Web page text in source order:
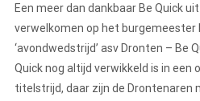
Een meer dan dankbaar Be Quick
verwelkomen op het burgemeester
‘avondwedstrijd’ asv Dronten – Be
Quick nog altijd verwikkeld is in een
titelstrijd, daar zijn de Drontenaren